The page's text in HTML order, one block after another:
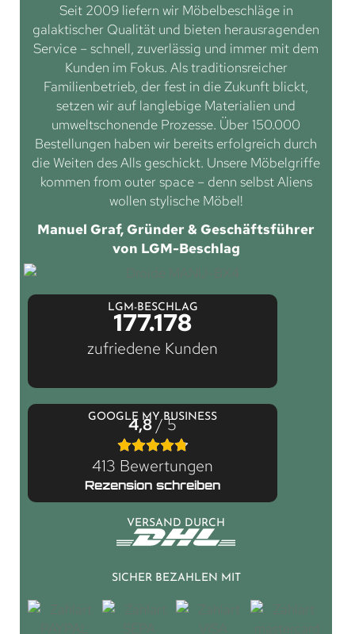
Seit 2009 liefern wir Möbelbeschläge in
galaktischer Qualität und bieten herausragenden
Service – schnell, zuverlässig und immer mit dem
Kunden im Fokus. Als traditionsreicher
Familienbetrieb, der fest in die Zukunft blickt,
setzen wir auf langlebige Materialien und
umweltschonende Prozesse. Über 150.000
Bestellungen haben wir bereits erfolgreich durch
die Weiten des Alls geschickt. Unsere Möbelgriffe
kommen from outer space – denn selbst Aliens
wollen stylische Möbel!
Manuel Graf, Gründer & Geschäftsführer
von LGM-Beschlag
LGM-BESCHLAG
177.178
zufriedene Kunden
GOOGLE MY BUSINESS
4,8/ 5
413 Bewertungen
Rezension schreiben
VERSAND DURCH
SICHER BEZAHLEN MIT